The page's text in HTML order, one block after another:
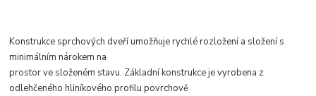
Konstrukce sprchových dveří umožňuje rychlé rozložení a složení s
minimálním nárokem na
prostor ve složeném stavu. Základní konstrukce je vyrobena z
odlehčeného hliníkového profilu povrchově